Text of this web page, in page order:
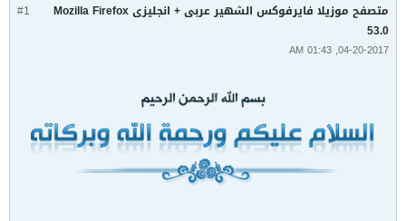
#1
متصفح موزيلا فايرفوكس الشهير عربى + انجليزى Mozilla Firefox
53.0
04-20-2017, 01:43 AM